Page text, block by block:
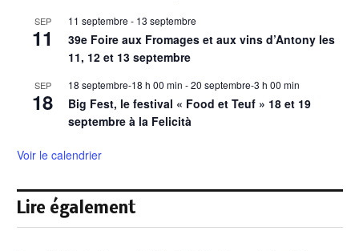
SEP
11
11 septembre - 13 septembre
39e Foire aux Fromages et aux vins d’Antony les
11, 12 et 13 septembre
SEP
18
18 septembre-18 h 00 min -20 septembre-3 h 00 min
Big Fest, le festival « Food et Teuf » 18 et 19
septembre à la Felicità
Voir le calendrier
Lire également